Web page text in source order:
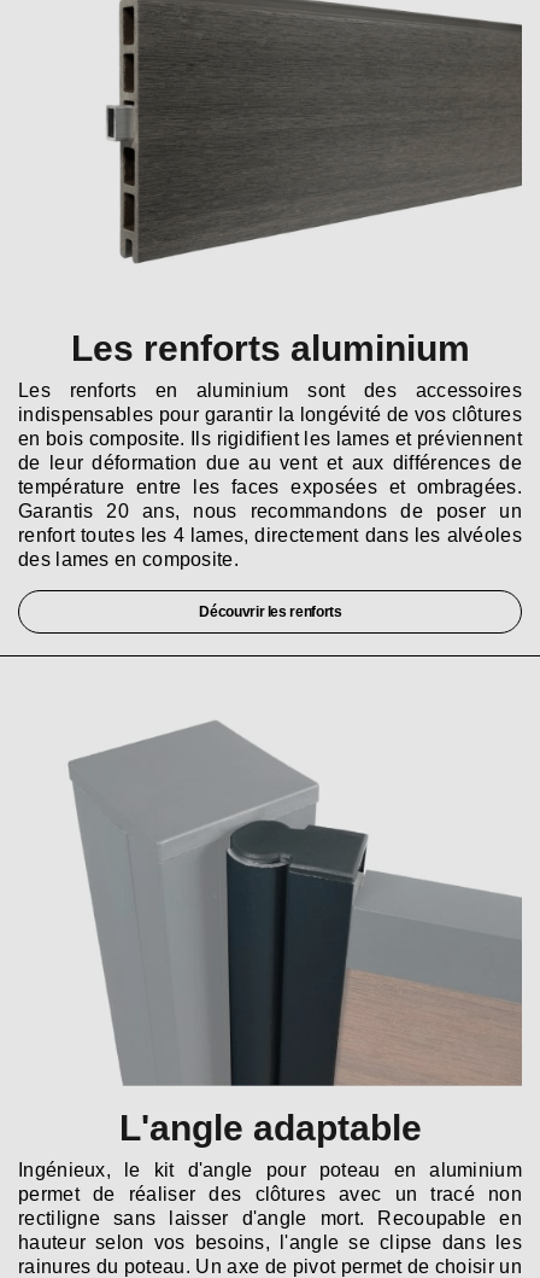
Les renforts aluminium
Les renforts en aluminium sont des accessoires
indispensables pour garantir la longévité de vos clôtures
en bois composite. Ils rigidifient les lames et préviennent
de leur déformation due au vent et aux différences de
température entre les faces exposées et ombragées.
Garantis 20 ans, nous recommandons de poser un
renfort toutes les 4 lames, directement dans les alvéoles
des lames en composite.
Découvrir les renforts
L'angle adaptable
Ingénieux, le kit d'angle pour poteau en aluminium
permet de réaliser des clôtures avec un tracé non
rectiligne sans laisser d'angle mort. Recoupable en
hauteur selon vos besoins, l'angle se clipse dans les
rainures du poteau. Un axe de pivot permet de choisir un